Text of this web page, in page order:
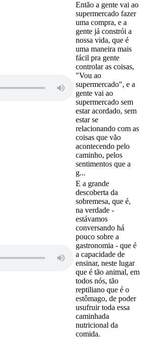
Então a gente vai ao
supermercado fazer
uma compra, e a
gente já constrói a
nossa vida, que é
uma maneira mais
fácil pra gente
controlar as coisas,
"Vou ao
supermercado", e a
gente vai ao
supermercado sem
estar acordado, sem
estar se
relacionando com as
coisas que vão
acontecendo pelo
caminho, pelos
sentimentos que a
g...
E a grande
descoberta da
sobremesa, que é,
na verdade -
estávamos
conversando há
pouco sobre a
gastronomia - que é
a capacidade de
ensinar, neste lugar
que é tão animal, em
todos nós, tão
reptiliano que é o
estômago, de poder
usufruir toda essa
caminhada
nutricional da
comida.